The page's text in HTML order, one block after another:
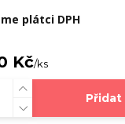
plátci DPH
Kč/ks
Přidat